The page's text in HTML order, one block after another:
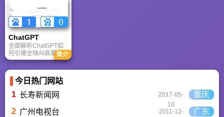
ChatGPT‌
全面解析ChatGPT如
何引爆全球AI浪潮！
通俗讲解神经网络、
Transformer与RLHF
核心技术，带您轻松
看懂大语言模型如何
重塑未来。
简介
今日热门网站
1 长寿新闻网
2017-05-
16
重庆
2 广州电视台
2011-12-
广东